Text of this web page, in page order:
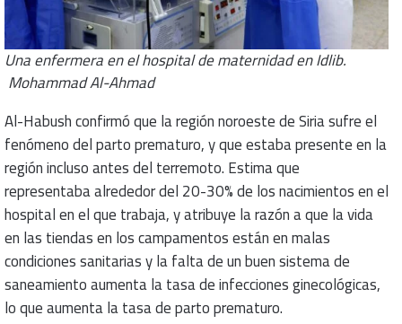
Una enfermera en el hospital de maternidad en Idlib.
Mohammad Al-Ahmad
Al-Habush confirmó que la región noroeste de Siria sufre el
fenómeno del parto prematuro, y que estaba presente en la
región incluso antes del terremoto. Estima que
representaba alrededor del 20-30% de los nacimientos en el
hospital en el que trabaja, y atribuye la razón a que la vida
en las tiendas en los campamentos están en malas
condiciones sanitarias y la falta de un buen sistema de
saneamiento aumenta la tasa de infecciones ginecológicas,
lo que aumenta la tasa de parto prematuro.